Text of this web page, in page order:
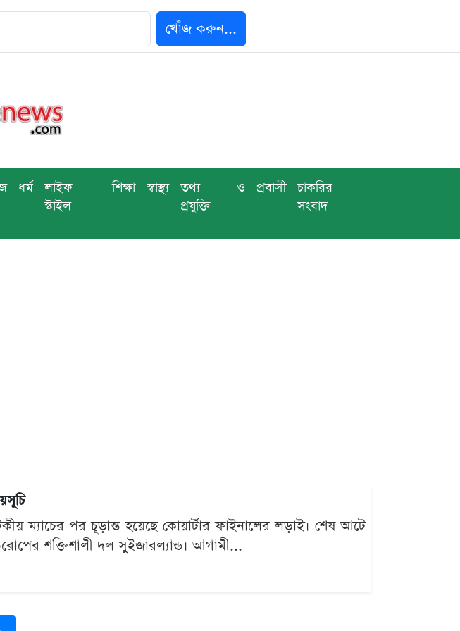
খোঁজ করুন...
ধর্ম
লাইফ
স্টাইল
শিক্ষা স্বাস্থ্য
তথ্য ও
প্রযুক্তি
প্রবাসী
চাকরির
সংবাদ
ম্যাচের পর চূড়ান্ত হয়েছে কোয়ার্টার ফাইনালের লড়াই। শেষ আটে
শক্তিশালী দল সুইজারল্যান্ড। আগামী...